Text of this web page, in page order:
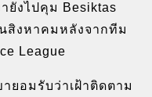
ยังไปคุม Besiktas
สิงหาคมหลังจากทีม
League
ยอมรับว่าเฝ้าติดตาม